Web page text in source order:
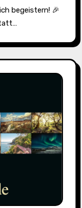
begeistern! 🎉